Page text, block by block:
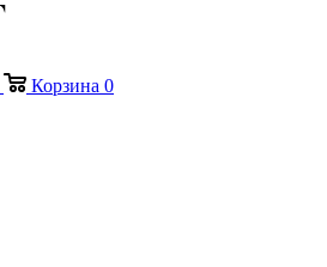
Корзина 0